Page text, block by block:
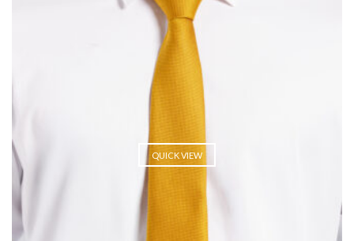
QUICK VIEW